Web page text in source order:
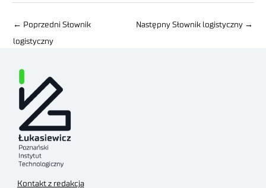
← Poprzedni Słownik
logistyczny
Następny Słownik logistyczny →
Kontakt z redakcją